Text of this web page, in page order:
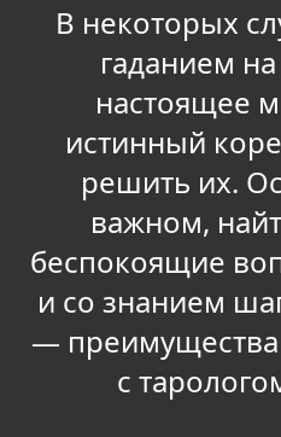
В некоторых
гаданием
настоящее
истинный
решить их.
важном,
беспокоящие
и со знанием
— преимущества
с